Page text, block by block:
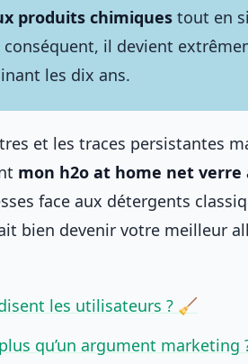
produits chimiques tout en
il devient
les dix ans.
et les traces persistantes
mon h2o at home net verre
face aux détergents
bien devenir votre meilleur
les utilisateurs ? 🧹
qu’un argument marketing